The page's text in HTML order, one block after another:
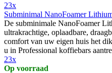
23x
Subminimal NanoFoamer
De subminimale NanoFoamer
ultrakrachtige, oplaadbare,
comfort van uw eigen huis het
u in Professional koffiebars
23x
Op voorraad